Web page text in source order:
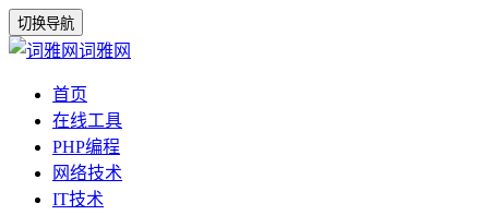
切换导航
词雅网
首页
在线工具
PHP编程
网络技术
IT技术